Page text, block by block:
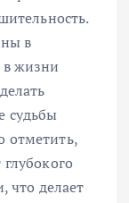
в
в жизни
судьбы
отметить,
что делает